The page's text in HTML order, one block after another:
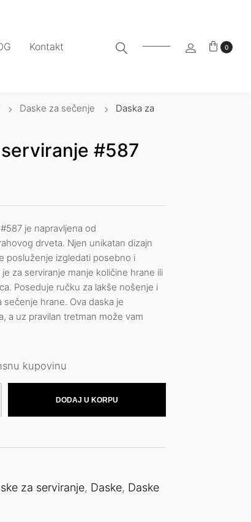
Kontakt 0
Daske za sečenje
Daska za
#587
je napravljena od
drveta. Njen unikatan dizajn
posluženje izgledati posebno i
za serviranje manje količine hrane ili
Poseduje ručku za lakše nošenje i
sečenje hrane. Ova daska je
a uz pravilan tretman može vam
kupovinu
DODAJ U KORPU
za serviranje, Daske, Daske